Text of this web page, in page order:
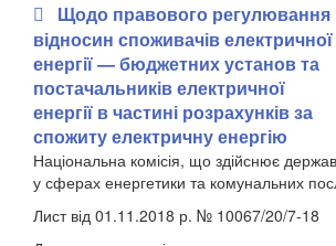
Щодо правового регулювання
відносин споживачів електричної
енергії — бюджетних установ та
постачальників електричної
енергії в частині розрахунків за
спожиту електричну енергію
Національна комісія, що здійснює
у сферах енергетики та комунальних
Лист від 01.11.2018 р. № 10067/20/7-18